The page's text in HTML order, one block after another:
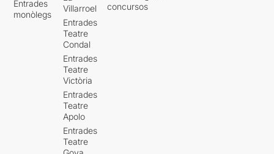
Entrades
monòlegs
Villarroel
Entrades
Teatre
Condal
Entrades
Teatre
Victòria
Entrades
Teatre
Apolo
Entrades
Teatre
concursos